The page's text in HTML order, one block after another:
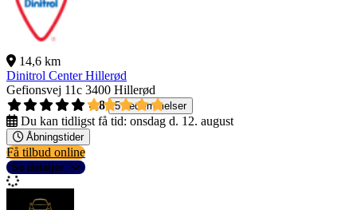
14,6 km
Dinitrol Center Hillerød
Gefionsvej 11c 3400 Hillerød
4,8
5 bedømmelser
Du kan tidligst få tid: onsdag d. 12. august
Åbningstider
Få tilbud online
Se detaljer